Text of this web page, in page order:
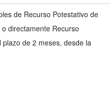
de Recurso Potestativo de
directamente Recurso
de 2 meses, desde la